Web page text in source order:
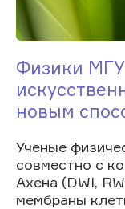
Физики
новым
Ученые
совместно с
Ахена (DWI,
мембраны